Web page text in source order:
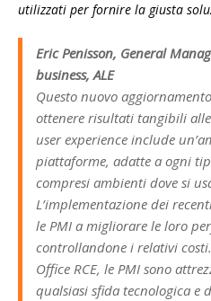
utilizzati per fornire la giusta
Eric Penisson, General
business, ALE
Questo nuovo
ottenere risultati tangibili
user experience include
piattaforme, adatte a ogni
compresi ambienti dove si
L’implementazione dei
le PMI a migliorare le loro
controllandone i relativi
Office RCE, le PMI sono
qualsiasi sfida tecnologica e